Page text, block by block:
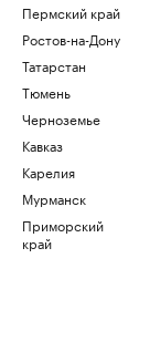
Пермский край
Ростов-на-Дону
Татарстан
Тюмень
Черноземье
Кавказ
Карелия
Мурманск
Приморский
край